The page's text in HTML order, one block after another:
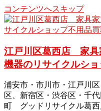
コンテンツへスキップ
江戸川区葛西店 家具
機器のリサイクルシ
浦安市・市川市・江戸川
区、新宿区・渋谷区・千
町 グッドリサイクル葛